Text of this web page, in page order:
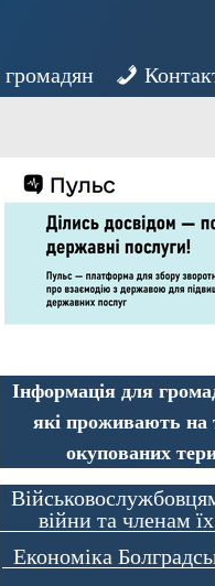
громадян
Інформація для
які проживають на
окупованих
війни та членам
Економіка